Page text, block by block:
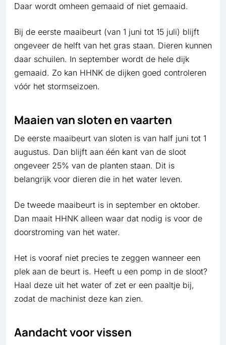
Daar wordt omheen gemaaid of niet gemaaid.
Bij de eerste maaibeurt (van 1 juni tot 15 juli) blijft
ongeveer de helft van het gras staan. Dieren kunnen
daar schuilen. In september wordt de hele dijk
gemaaid. Zo kan HHNK de dijken goed controleren
vóór het stormseizoen.
Maaien van sloten en vaarten
De eerste maaibeurt van sloten is van half juni tot 1
augustus. Dan blijft aan één kant van de sloot
ongeveer 25% van de planten staan. Dit is
belangrijk voor dieren die in het water leven.
De tweede maaibeurt is in september en oktober.
Dan maait HHNK alleen waar dat nodig is voor de
doorstroming van het water.
Het is vooraf niet precies te zeggen wanneer een
plek aan de beurt is. Heeft u een pomp in de sloot?
Haal deze uit het water of zet er een paaltje bij,
zodat de machinist deze kan zien.
Aandacht voor vissen